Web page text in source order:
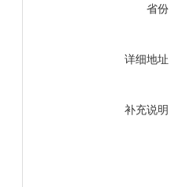
省份
详细地址
补充说明